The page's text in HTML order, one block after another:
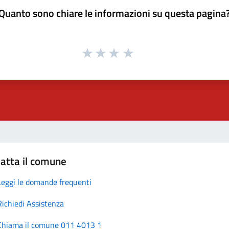
sono chiare le informazioni su questa
il comune
le domande frequenti
Assistenza
il comune 011 4013 1